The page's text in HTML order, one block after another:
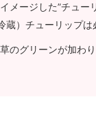
ージした”チュー
）チューリップは
のグリーンが加わり